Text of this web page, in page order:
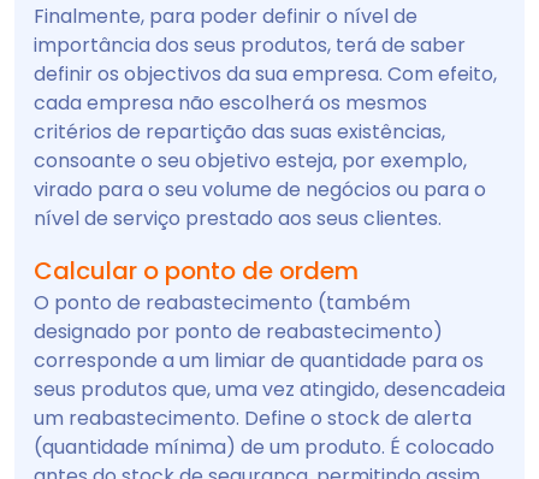
Finalmente, para poder definir o nível de
importância dos seus produtos, terá de saber
definir os objectivos da sua empresa. Com efeito,
cada empresa não escolherá os mesmos
critérios de repartição das suas existências,
consoante o seu objetivo esteja, por exemplo,
virado para o seu volume de negócios ou para o
nível de serviço prestado aos seus clientes.
Calcular o ponto de ordem
O ponto de reabastecimento (também
designado por ponto de reabastecimento)
corresponde a um limiar de quantidade para os
seus produtos que, uma vez atingido, desencadeia
um reabastecimento. Define o stock de alerta
(quantidade mínima) de um produto. É colocado